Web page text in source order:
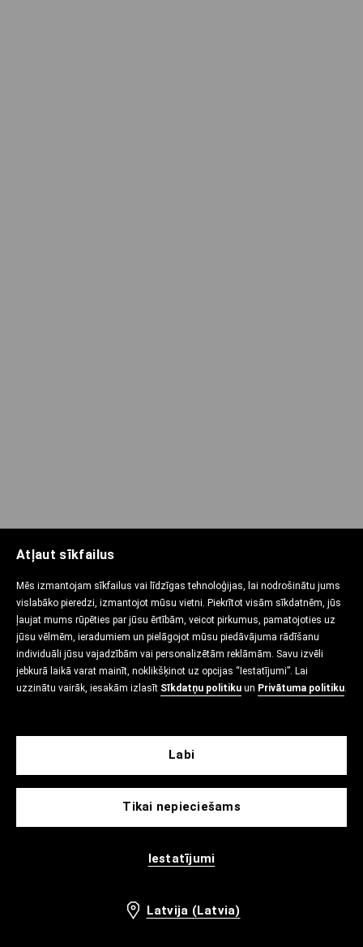
Atļaut sīkfailus
Mēs izmantojam sīkfailus vai līdzīgas tehnoloģijas, lai nodrošinātu jums
vislabāko pieredzi, izmantojot mūsu vietni. Piekrītot visām sīkdatnēm, jūs
ļaujat mums rūpēties par jūsu ērtībām, veicot pirkumus, pamatojoties uz
jūsu vēlmēm, ieradumiem un pielāgojot mūsu piedāvājuma rādīšanu
individuāli jūsu vajadzībām vai personalizētām reklāmām. Savu izvēli
jebkurā laikā varat mainīt, noklikšķinot uz opcijas “Iestatījumi”. Lai
uzzinātu vairāk, iesakām izlasīt Sīkdatņu politiku un Privātuma politiku.
Tikai nepieciešams
Iestatījumi
Labi
Latvija (Latvia)